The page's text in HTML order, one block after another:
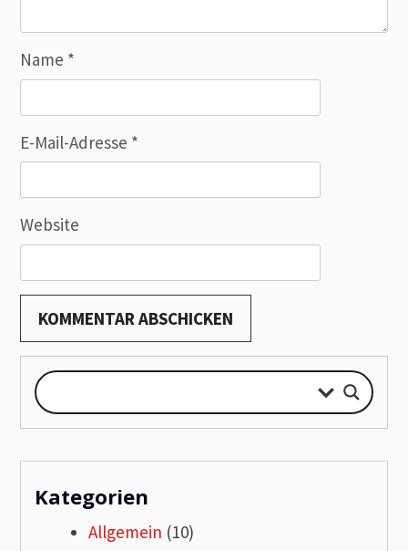
Name *
E-Mail-Adresse *
Website
Kategorien
Allgemein (10)